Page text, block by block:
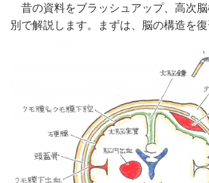
昔の資料をブラッシュアップ、高次脳
別で解説します。まずは、脳の構造を復